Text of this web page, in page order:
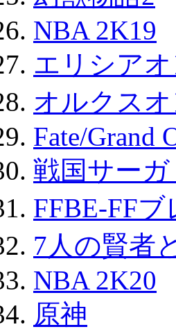
NBA 2K19
エリシア
オルクス
Fate/Grand
戦国サー
FFBE-FF
7人の賢者
NBA 2K20
原神